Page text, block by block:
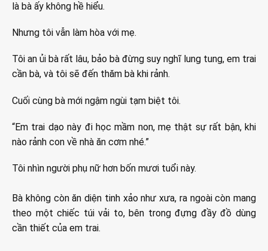
là bà ấy không hề hiểu.
Nhưng tôi vẫn làm hòa với mẹ.
Tôi an ủi bà rất lâu, bảo bà đừng suy nghĩ lung tung, em trai
cần bà, và tôi sẽ đến thăm bà khi rảnh.
Cuối cùng bà mới ngậm ngùi tạm biệt tôi.
“Em trai dạo này đi học mầm non, mẹ thật sự rất bận, khi
nào rảnh con về nhà ăn cơm nhé.”
Tôi nhìn người phụ nữ hơn bốn mươi tuổi này.
Bà không còn ăn diện tinh xảo như xưa, ra ngoài còn mang
theo một chiếc túi vải to, bên trong đựng đầy đồ dùng
cần thiết của em trai.